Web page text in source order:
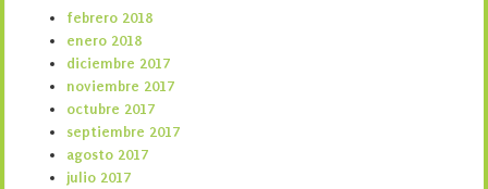
febrero 2018
enero 2018
diciembre 2017
noviembre 2017
octubre 2017
septiembre 2017
agosto 2017
julio 2017